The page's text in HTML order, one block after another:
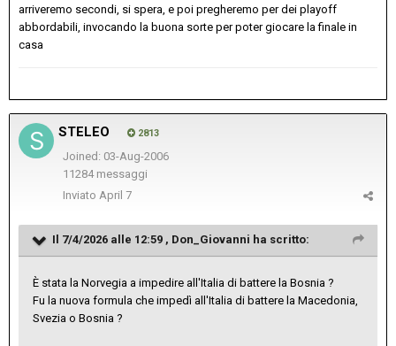
arriveremo secondi, si spera, e poi pregheremo per dei playoff
abbordabili, invocando la buona sorte per poter giocare la finale in
casa
STELEO 2813
Joined: 03-Aug-2006
11284 messaggi
Inviato April 7
Il 7/4/2026 alle 12:59 , Don_Giovanni ha scritto:
È stata la Norvegia a impedire all'Italia di battere la Bosnia ?
Fu la nuova formula che impedì all'Italia di battere la Macedonia,
Svezia o Bosnia ?